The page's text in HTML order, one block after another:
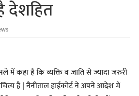
देशहित
में कहा है कि व्यक्ति व जाति से ज्यादा जरुरी
है | नैनीताल हाईकोर्ट ने अपने आदेश में